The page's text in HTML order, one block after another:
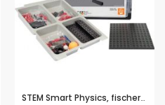
STEM Smart Physics, fischertechnik (569024)